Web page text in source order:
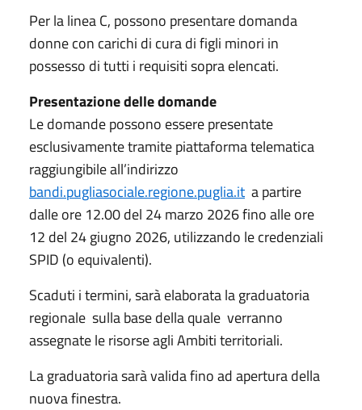
Per la linea C, possono presentare domanda
donne con carichi di cura di figli minori in
possesso di tutti i requisiti sopra elencati.
Presentazione delle domande
Le domande possono essere presentate
esclusivamente tramite piattaforma telematica
raggiungibile all’indirizzo
bandi.pugliasociale.regione.puglia.it a partire
dalle ore 12.00 del 24 marzo 2026 fino alle ore
12 del 24 giugno 2026, utilizzando le credenziali
SPID (o equivalenti).
Scaduti i termini, sarà elaborata la graduatoria
regionale sulla base della quale verranno
assegnate le risorse agli Ambiti territoriali.
La graduatoria sarà valida fino ad apertura della
nuova finestra.